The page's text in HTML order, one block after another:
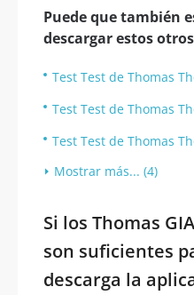
Puede que también
descargar estos otros
Test Test de Thomas
Test Test de Thomas
Test Test de Thomas
Mostrar más... (4)
Si los Thomas
son suficientes
descarga la